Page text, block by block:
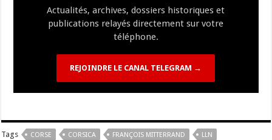
Actualités, archives, dossiers historiques et
publications relayés directement sur votre
téléphone.
REJOINDRE LE CANAL TELEGRAM →
Tags CORSE CORSICA FRANÇOIS MITTERRAND
LLN